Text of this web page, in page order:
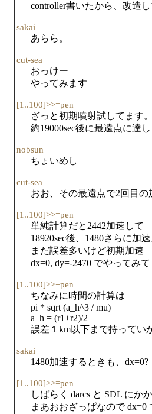
controller書いたから、改造
sakai
あらら。
cut-sea
おっけー
やってみます
[1..100]>>=pen
ざっと初期噴射試してます。
約19000sec後に最遠点に達し
nobsun
ちょいめし
cut-sea
おお、その最遠点で2回目
[1..100]>>=pen
単純計算だと2442加速して
18920sec後、1480さらに加速
まだ誤差多いけど初期加速
dx=0, dy=-2470 でやってみて
[1..100]>>=pen
ちなみに時間の計算は
pi * sqrt (a_h^3 / mu)
a_h = (r1+r2)/2
誤差１km以下まで持ってい
sakai
1480加速するときも、dx=0?
[1..100]>>=pen
しばらく darcs と SDL にか
まあおおざっぱなので dx=0